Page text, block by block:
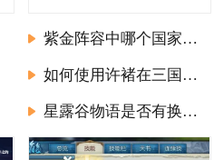
紫金阵容中哪个国家在少年三国志2里强势
如何使用许褚在三国志战略版游戏中打破阵型
星露谷物语是否有换装和发型功能